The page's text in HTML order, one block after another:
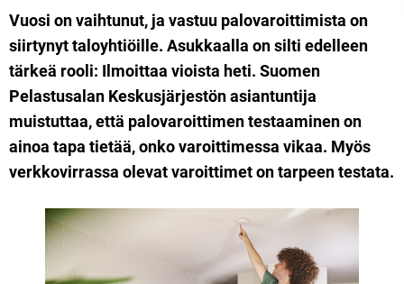
Vuosi on vaihtunut, ja vastuu palovaroittimista on
siirtynyt taloyhtiöille. Asukkaalla on silti edelleen
tärkeä rooli: Ilmoittaa vioista heti. Suomen
Pelastusalan Keskusjärjestön asiantuntija
muistuttaa, että palovaroittimen testaaminen on
ainoa tapa tietää, onko varoittimessa vikaa. Myös
verkkovirrassa olevat varoittimet on tarpeen testata.